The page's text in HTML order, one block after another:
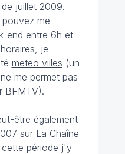
juillet 2009.
me
end entre 6h et
je
meteo villes (un
me permet pas
BFMTV).
être également
sur La Chaîne
période j'y